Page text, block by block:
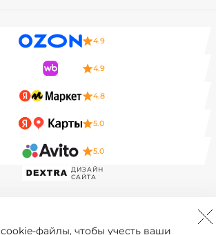
4.9
4.9
4.8
5.0
5.0
ДИЗАЙН
САЙТА
cookie-файлы, чтобы учесть ваши